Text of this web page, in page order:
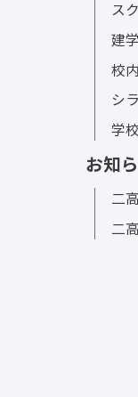
ス
建
校
シ
学
お知
二
二